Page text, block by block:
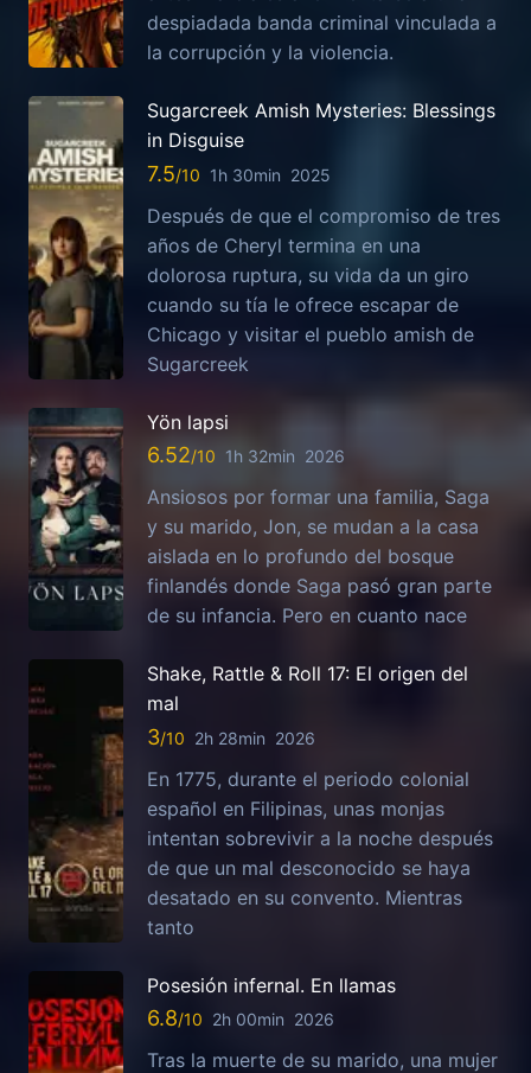
despiadada banda criminal vinculada a
la corrupción y la violencia.
Sugarcreek Amish Mysteries: Blessings
in Disguise
7.5 1h 30min 2025
Después de que el compromiso de tres
años de Cheryl termina en una
dolorosa ruptura, su vida da un giro
cuando su tía le ofrece escapar de
Chicago y visitar el pueblo amish de
Sugarcreek
Yön lapsi
6.52 1h 32min 2026
Ansiosos por formar una familia, Saga
y su marido, Jon, se mudan a la casa
aislada en lo profundo del bosque
finlandés donde Saga pasó gran parte
de su infancia. Pero en cuanto nace
Shake, Rattle & Roll 17: El origen del
mal
3 2h 28min 2026
En 1775, durante el periodo colonial
español en Filipinas, unas monjas
intentan sobrevivir a la noche después
de que un mal desconocido se haya
desatado en su convento. Mientras
tanto
Posesión infernal. En llamas
6.8 2h 00min 2026
Tras la muerte de su marido, una mujer